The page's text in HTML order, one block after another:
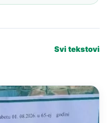
Svi tekstovi